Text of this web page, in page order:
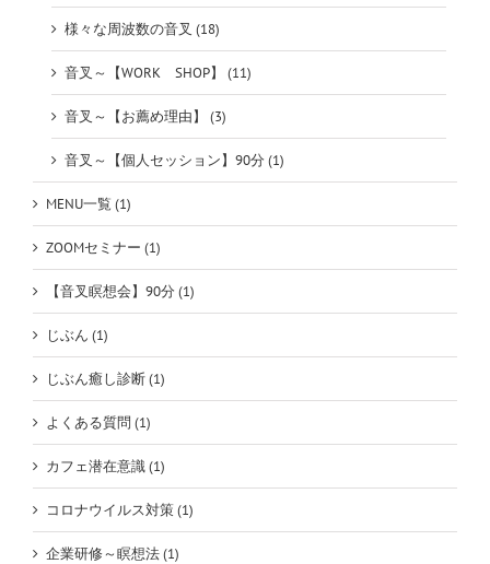
様々な周波数の音叉 (18)
音叉～【WORK SHOP】 (11)
音叉～【お薦め理由】 (3)
音叉～【個人セッション】90分 (1)
MENU一覧 (1)
ZOOMセミナー (1)
【音叉瞑想会】90分 (1)
じぶん (1)
じぶん癒し診断 (1)
よくある質問 (1)
カフェ潜在意識 (1)
コロナウイルス対策 (1)
企業研修～瞑想法 (1)